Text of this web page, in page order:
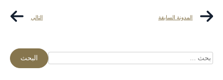
المدونة السابقة التالي